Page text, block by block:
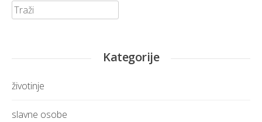
Traži:
Kategorije
životinje
slavne osobe